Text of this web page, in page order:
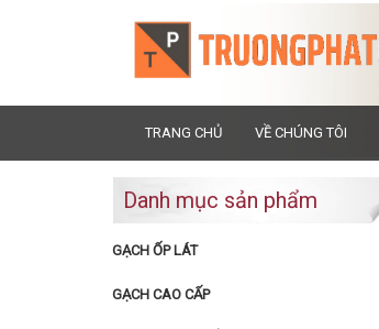
TRANG CHỦ VỀ CHÚNG TÔI
Danh mục sản phẩm
GẠCH ỐP LÁT
GẠCH CAO CẤP